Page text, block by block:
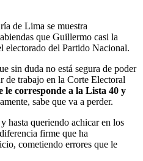
de Lima se muestra
que Guillermo casi la
electorado del Partido Nacional.
sin duda no está segura de poder
de trabajo en la Corte Electoral
corresponde a la Lista 40 y
sabe que va a perder.
hasta queriendo achicar en los
firme que ha
cometiendo errores que le